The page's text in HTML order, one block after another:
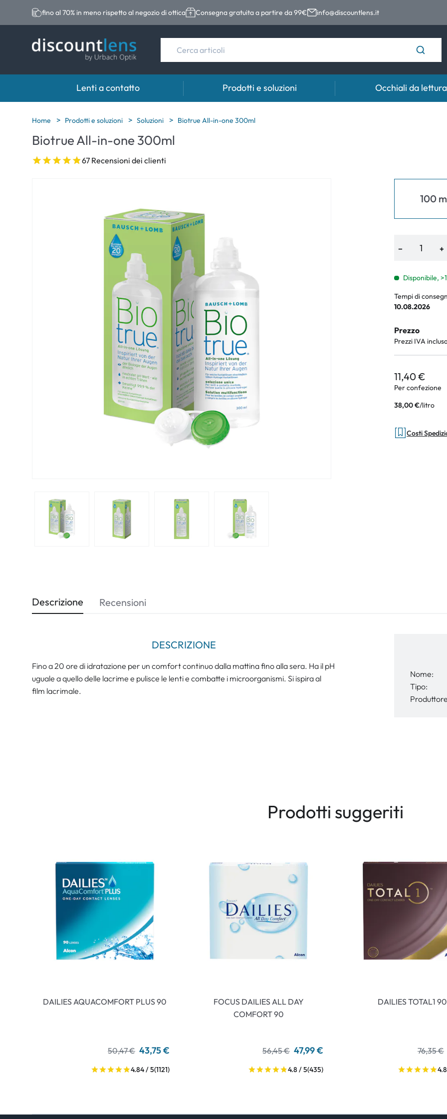
fino al 70% in meno rispetto al negozio di ottica Consegna gratuita a partire da 99€ info@discountlens.it
Lenti a contatto
Marche
Acuvue
Biotrue
Categoria
Lenti sferiche
Lenti toriche
Prodotti e soluzioni
Marche
Opti-Free
Futuro
Ever Clean Plus
% SALDI %
Occhiali da lettura
Home Prodotti e soluzioni Soluzioni Biotrue All-in-one 300ml
Biotrue All-in-one 300ml
67 Recensioni dei clienti
100
− +
Disponibile,
Tempi di
10.08.2026
Prezzo
Prezzi IVA
11,40 €
Per confezione
38,00 €/litro
Costi
Descrizione
DESCRIZIONE
Fino a 20 ore di idratazione per un comfort continuo dalla mattina fino alla sera. Ha il pH
uguale a quello delle lacrime e pulisce le lenti e combatte i microorganismi. Si ispira al
film lacrimale.
Nome:
Tipo:
Recensioni
Prodotti suggeriti
DAILIES AQUACOMFORT PLUS 90
50,47 € 43,75 €
4.84 / 5(1121)
FOCUS DAILIES ALL DAY
COMFORT 90
56,45 € 47,99 €
4.8 / 5(435)
DAILIES TOTAL1 90
76,35 €